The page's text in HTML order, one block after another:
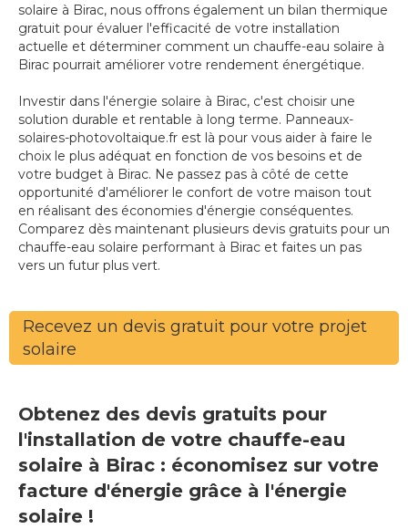
solaire à Birac, nous offrons également un bilan thermique
gratuit pour évaluer l'efficacité de votre installation
actuelle et déterminer comment un chauffe-eau solaire à
Birac pourrait améliorer votre rendement énergétique.
Investir dans l'énergie solaire à Birac, c'est choisir une
solution durable et rentable à long terme. Panneaux-
solaires-photovoltaique.fr est là pour vous aider à faire le
choix le plus adéquat en fonction de vos besoins et de
votre budget à Birac. Ne passez pas à côté de cette
opportunité d'améliorer le confort de votre maison tout
en réalisant des économies d'énergie conséquentes.
Comparez dès maintenant plusieurs devis gratuits pour un
chauffe-eau solaire performant à Birac et faites un pas
vers un futur plus vert.
Recevez un devis gratuit pour votre projet
solaire
Obtenez des devis gratuits pour
l'installation de votre chauffe-eau
solaire à Birac : économisez sur votre
facture d'énergie grâce à l'énergie
solaire !